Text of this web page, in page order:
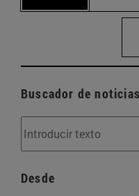
Buscador de noticias
Desde